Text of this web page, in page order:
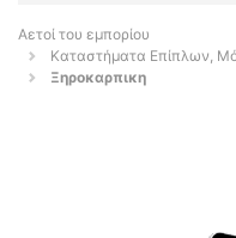
Αετοί του εμπορίου
Καταστήματα Επίπλων,
Ξηροκαρπικη